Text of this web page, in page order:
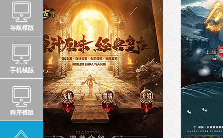
导航模版
手机模版
程序模版